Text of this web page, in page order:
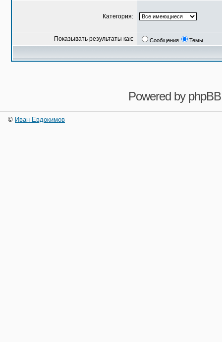
Категория:
Показывать результаты как: Сообщения Темы
Powered by phpBB
© Иван Евдокимов